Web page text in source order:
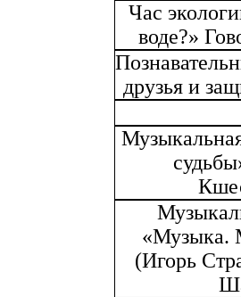
Час
воде?»
друзья и
«Музыка.
(Игорь